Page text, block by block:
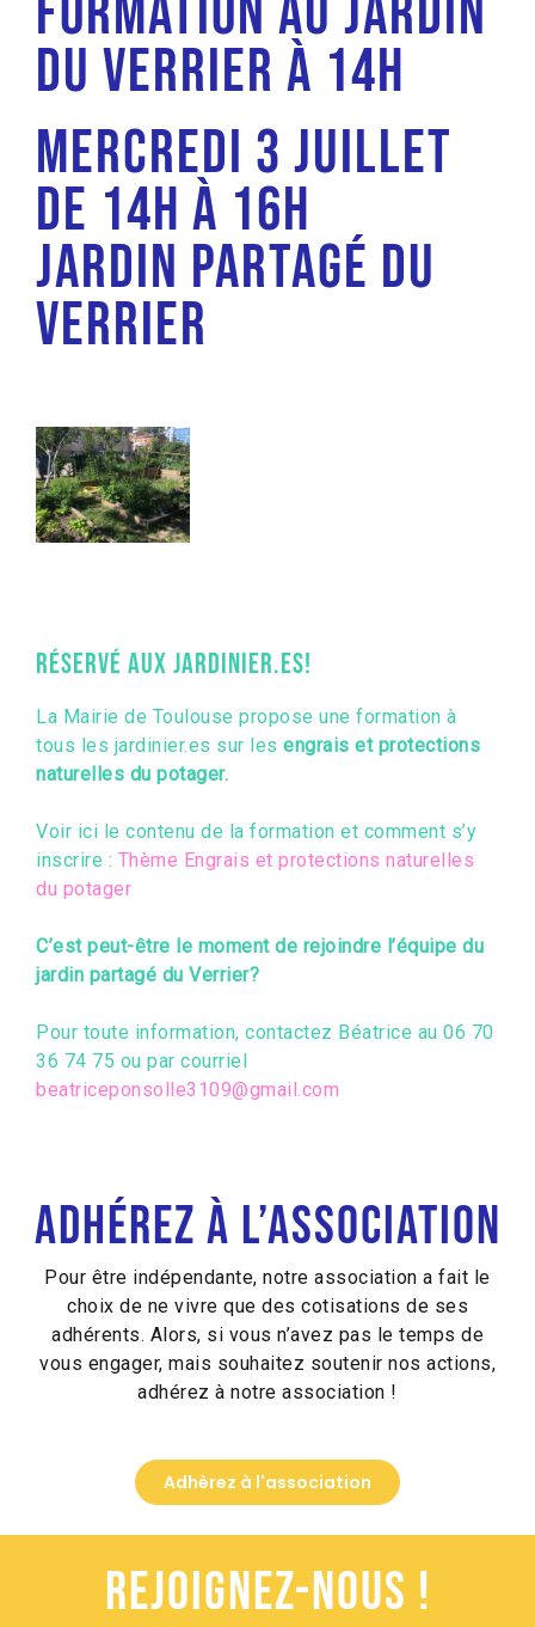
Formation au jardin
du Verrier à 14h
Mercredi 3 juillet
De 14h à 16h
Jardin partagé du
Verrier
Réservé aux jardinier.es!
La Mairie de Toulouse propose une formation à
tous les jardinier.es sur les engrais et protections
naturelles du potager.
Voir ici le contenu de la formation et comment s’y
inscrire : Thème Engrais et protections naturelles
du potager
C’est peut-être le moment de rejoindre l’équipe du
jardin partagé du Verrier?
Pour toute information, contactez Béatrice au 06 70
36 74 75 ou par courriel
beatriceponsolle3109@gmail.com
Adhérez à l’association
Pour être indépendante, notre association a fait le
choix de ne vivre que des cotisations de ses
adhérents. Alors, si vous n’avez pas le temps de
vous engager, mais souhaitez soutenir nos actions,
adhérez à notre association !
Adhèrez à l'association
Rejoignez-nous !